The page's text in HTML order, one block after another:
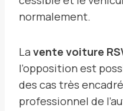
normalement.
La vente voiture
l’opposition est
des cas très
professionnel de